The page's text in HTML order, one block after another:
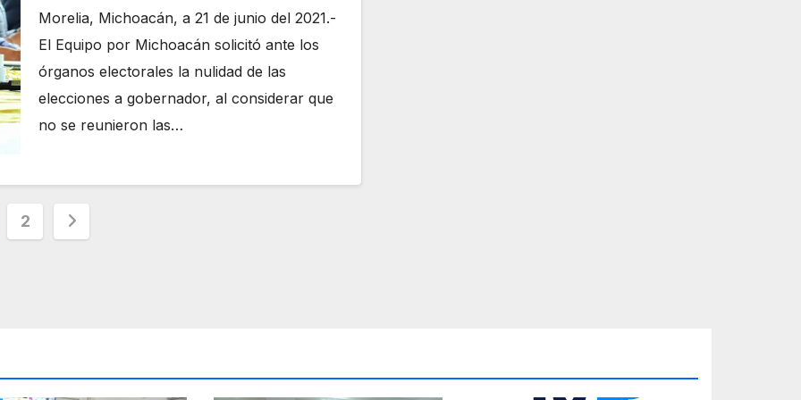
Morelia, Michoacán, a 21 de junio del 2021.-
El Equipo por Michoacán solicitó ante los
órganos electorales la nulidad de las
elecciones a gobernador, al considerar que
no se reunieron las…
2